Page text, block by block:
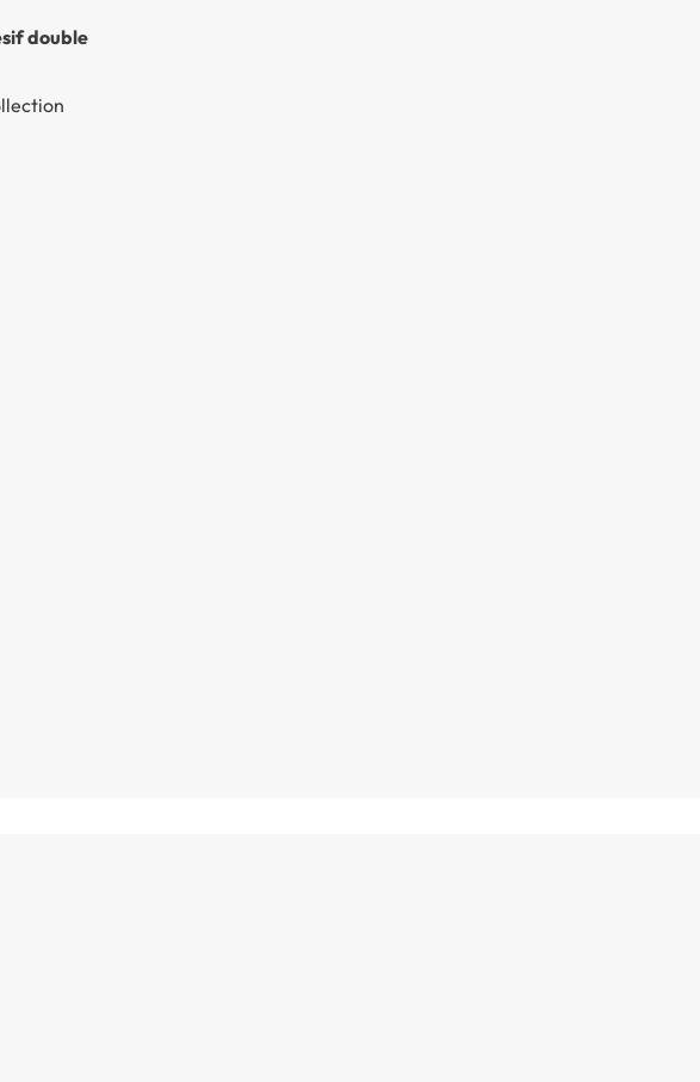
double